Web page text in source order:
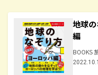
地球
編
BOOKS